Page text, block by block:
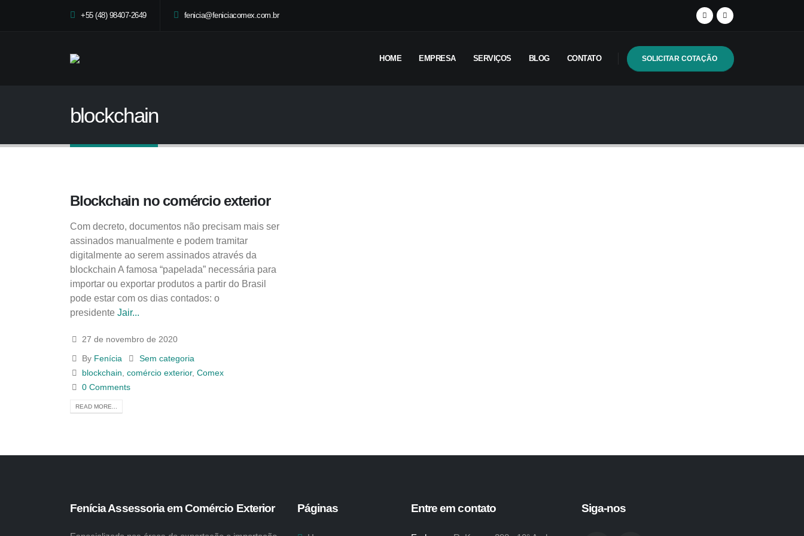
+55 (48) 98407-2649 fenicia@feniciacomex.com.br
HOME EMPRESA SERVIÇOS BLOG CONTATO SOLICITAR COTAÇÃO
blockchain
Blockchain no comércio exterior
Com decreto, documentos não precisam mais ser
assinados manualmente e podem tramitar
digitalmente ao serem assinados através da
blockchain A famosa “papelada” necessária para
importar ou exportar produtos a partir do Brasil
pode estar com os dias contados: o
presidente Jair...
27 de novembro de 2020
By Fenícia
Sem categoria
blockchain ,comércio exterior,Comex
0 Comments
READ MORE...
Fenícia Assessoria em Comércio Exterior Páginas Entre em contato Siga-nos